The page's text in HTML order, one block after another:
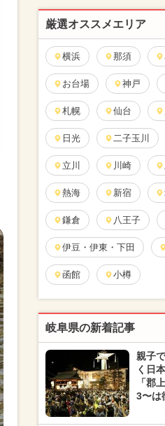
厳選オススメエリア
横浜 那須
お台場 神戸
札幌 仙台
日光 二子玉川
立川 川崎
熱海 新宿
鎌倉 八王子
伊豆・伊東・下田
函館 小樽
岐阜県の新着記事
親子
く日
「郡
3〜は